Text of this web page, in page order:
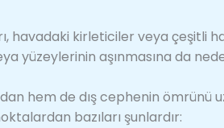
havadaki kirleticiler veya çeşitli
yüzeylerinin aşınmasına da
hem de dış cephenin ömrünü
bazıları şunlardır: